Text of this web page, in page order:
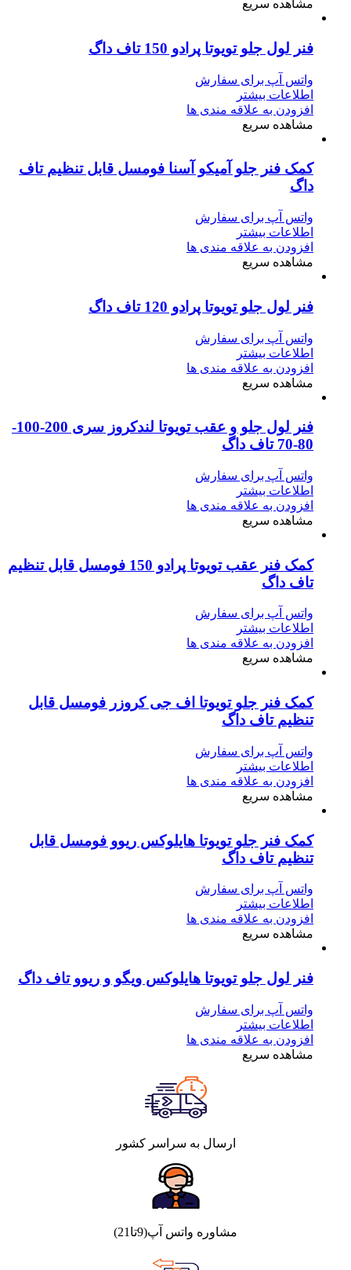
مشاهده سریع
فنر لول جلو تویوتا پرادو 150 تاف داگ
واتس آپ برای سفارش
اطلاعات بیشتر
افزودن به علاقه مندی ها
مشاهده سریع
کمک‌ فنر جلو آمیکو آسنا فومسل قابل تنظیم تاف
داگ
واتس آپ برای سفارش
اطلاعات بیشتر
افزودن به علاقه مندی ها
مشاهده سریع
فنر لول جلو تویوتا پرادو 120 تاف داگ
واتس آپ برای سفارش
اطلاعات بیشتر
افزودن به علاقه مندی ها
مشاهده سریع
فنر لول جلو و عقب تویوتا لندکروز سری 200-100-
80-70 تاف داگ
واتس آپ برای سفارش
اطلاعات بیشتر
افزودن به علاقه مندی ها
مشاهده سریع
کمک‌ فنر عقب تویوتا پرادو 150 فومسل قابل تنظیم
تاف داگ
واتس آپ برای سفارش
اطلاعات بیشتر
افزودن به علاقه مندی ها
مشاهده سریع
کمک‌ فنر جلو تویوتا اف جی کروزر فومسل قابل
تنظیم تاف داگ
واتس آپ برای سفارش
اطلاعات بیشتر
افزودن به علاقه مندی ها
مشاهده سریع
کمک‌ فنر جلو تویوتا هایلوکس ریوو فومسل قابل
تنظیم تاف داگ
واتس آپ برای سفارش
اطلاعات بیشتر
افزودن به علاقه مندی ها
مشاهده سریع
فنر لول جلو تویوتا هایلوکس ویگو و ریوو تاف داگ
واتس آپ برای سفارش
اطلاعات بیشتر
افزودن به علاقه مندی ها
مشاهده سریع
ارسال به سراسر کشور
مشاوره واتس آپ(9تا21)